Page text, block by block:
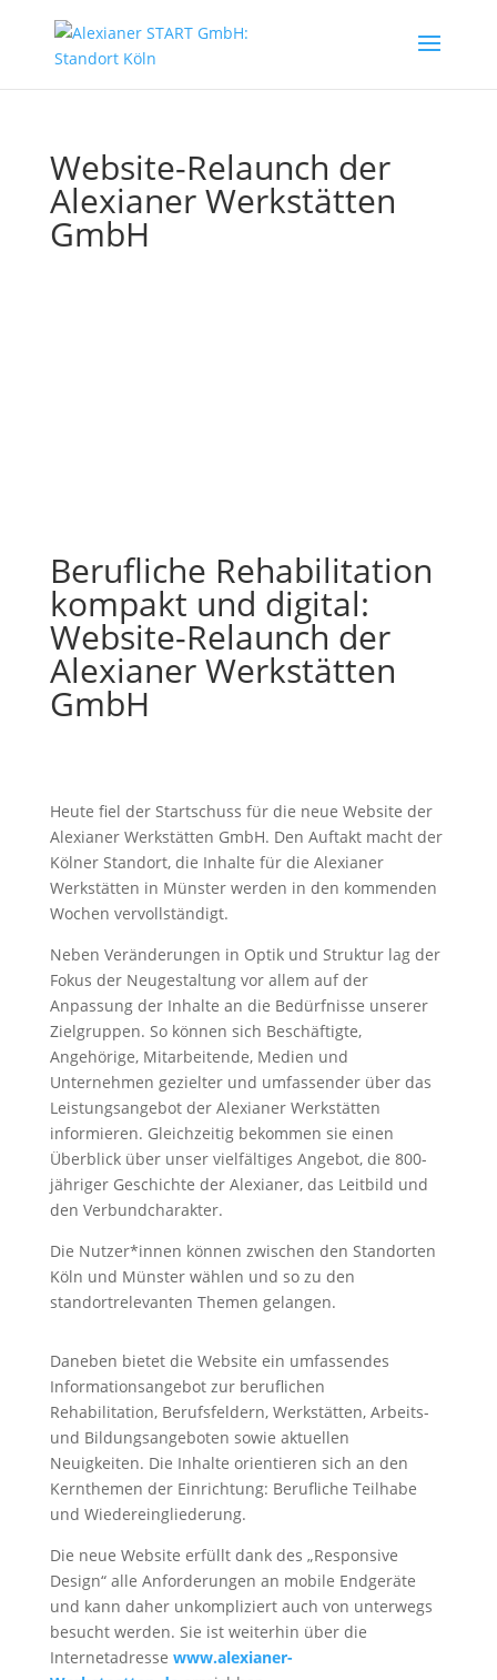
Website-Relaunch der
Alexianer Werkstätten
GmbH
Berufliche Rehabilitation
kompakt und digital:
Website-Relaunch der
Alexianer Werkstätten
GmbH
Heute fiel der Startschuss für die neue Website der
Alexianer Werkstätten GmbH. Den Auftakt macht der
Kölner Standort, die Inhalte für die Alexianer
Werkstätten in Münster werden in den kommenden
Wochen vervollständigt.
Neben Veränderungen in Optik und Struktur lag der
Fokus der Neugestaltung vor allem auf der
Anpassung der Inhalte an die Bedürfnisse unserer
Zielgruppen. So können sich Beschäftigte,
Angehörige, Mitarbeitende, Medien und
Unternehmen gezielter und umfassender über das
Leistungsangebot der Alexianer Werkstätten
informieren. Gleichzeitig bekommen sie einen
Überblick über unser vielfältiges Angebot, die 800-
jähriger Geschichte der Alexianer, das Leitbild und
den Verbundcharakter.
Die Nutzer*innen können zwischen den Standorten
Köln und Münster wählen und so zu den
standortrelevanten Themen gelangen.
Daneben bietet die Website ein umfassendes
Informationsangebot zur beruflichen
Rehabilitation, Berufsfeldern, Werkstätten, Arbeits-
und Bildungsangeboten sowie aktuellen
Neuigkeiten. Die Inhalte orientieren sich an den
Kernthemen der Einrichtung: Berufliche Teilhabe
und Wiedereingliederung.
Die neue Website erfüllt dank des „Responsive
Design“ alle Anforderungen an mobile Endgeräte
und kann daher unkompliziert auch von unterwegs
besucht werden. Sie ist weiterhin über die
Internetadresse www.alexianer-